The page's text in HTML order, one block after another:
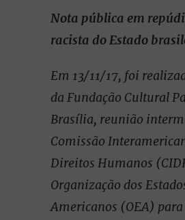
Nota pública em
racista do Estado
Em 13/11/17, foi
da Fundação Cultural
Brasília, reunião
Comissão
Direitos Humanos
Organização dos
Americanos (OEA) para